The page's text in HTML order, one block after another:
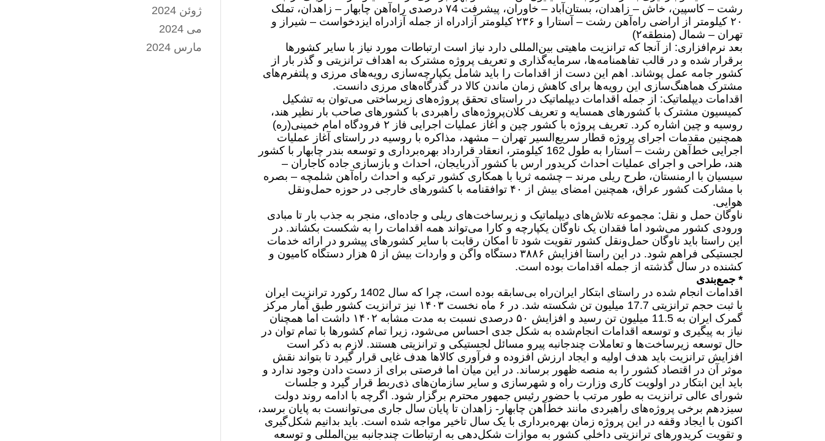
رشت – کاسپین، خاش – زاهدان، بستان‌آباد – خاوران، پیشرفت ۷4 درصدی راه‌آهن چابهار – زاهدان، تملک
۲۰ کیلومتر از اراضی راه‌آهن رشت – آستارا و ۲۳۶ کیلومتر آزادراه از جمله آزادراه ایزدخواست – شیراز و
تهران – شمال (منطقه۲)
بعد نرم‌افزاری: از آنجا که ترانزیت ماهیتی بین‌المللی دارد نیاز است ارتباطات مورد نیاز با سایر کشورها
برقرار شده و در قالب تفاهمنامه‌ها، سرمایه‌گذاری و تعریف پروژه مشترک به اهداف ترانزیتی و گذر بار از
کشور جامه عمل پوشاند. اهم این دست از اقدامات را باید شامل یکپارچه‌سازی رویه‌های مرزی و پلتفرم‌های
مشترک هماهنگ‌سازی این رویه‌ها برای کاهش زمان ماندن کالا در گذرگاه‌های مرزی دانست.
اقدامات دیپلماتیک: از جمله اقدامات دیپلماتیک در راستای تحقق پروژه‌های زیرساختی می‌توان به تشکیل
کمیسیون مشترک با کشورهای همسایه و تعریف کلان‌پروژه‌های راهبردی با کشورهای صاحب بار نظیر هند،
روسیه و چین اشاره کرد.‎ تعریف پروژه با کشور چین و آغاز عملیات اجرایی فاز ۲ فرودگاه امام خمینی(ره)
همچنین مقدمات اجرای پروژه قطار سریع‌السیر تهران – مشهد، مذاکره با روسیه در راستای آغاز عملیات
اجرایی خط‌آهن رشت – آستارا به طول 162 کیلومتر، انعقاد قرارداد بهره‌برداری و توسعه بندر چابهار با کشور
هند، طراحی و اجرای عملیات احداث کریدور ارس با کشور آذربایجان، احداث و بازسازی جاده کاجاران –
سیسیان با ارمنستان، طرح ریلی مرند – چشمه ثریا با همکاری کشور ترکیه و احداث راه‌آهن شلمچه – بصره
با مشارکت کشور عراق، همچنین امضای بیش از ۴۰ توافقنامه با کشورهای خارجی در حوزه حمل‌ونقل
هوایی.
ناوگان حمل و نقل: مجموعه تلاش‌های دیپلماتیک و زیرساخت‌های ریلی و جاده‌ای، منجر به جذب بار تا مبادی
ورودی کشور می‌شود اما فقدان یک ناوگان یکپارچه و کارا می‌تواند همه اقدامات را به شکست بکشاند. در
این راستا باید ناوگان حمل‌و‌نقل کشور تقویت شود تا امکان رقابت با سایر کشورهای پیشرو در ارائه خدمات
لجستیکی فراهم شود. در این راستا افزایش ۳۸۸۶ دستگاه واگن و واردات بیش از ۵ هزار دستگاه کامیون و
کشنده در سال گذشته از جمله اقدامات بوده است.
* جمع‌بندی
‎اقدامات انجام شده در راستای ابتکار ایران‌راه بی‌سابقه بوده‌ است، چرا که سال 1402 رکورد ترانزیت ایران
با ثبت حجم ترانزیتی 17.7 میلیون تن شکسته شد. در ۶ ماه نخست ۱۴۰۳ نیز ترانزیت کشور طبق آمار مرکز
گمرک ایران به 11.5 میلیون تن رسید و افزایش ۵۰ درصدی نسبت به مدت مشابه ۱۴۰۲ داشت اما همچنان
نیاز به پیگیری و توسعه اقدامات انجام‌شده به شکل جدی احساس می‌شود، زیرا تمام کشورها با تمام توان در
حال توسعه زیرساخت‌ها و تعاملات چندجانبه پیرو مسائل لجستیکی و ترانزیتی هستند. لازم به‌ ذکر است
افزایش ترانزیت باید هدف اولیه و ایجاد ارزش افزوده و فرآوری کالاها هدف غایی قرار گیرد تا بتواند نقش
موثر آن در اقتصاد کشور را به منصه ظهور برساند. در این میان اما فرصتی برای از دست دادن وجود ندارد و
باید این ابتکار در اولویت کاری وزارت راه و شهرسازی و سایر سازمان‌های ذی‌ربط قرار گیرد و جلسات
شورای عالی ترانزیت به طور مرتب با حضور رئیس‌ جمهور محترم برگزار شود. اگرچه با ادامه روند دولت
سیزدهم برخی پروژه‌های راهبردی مانند خط‌آهن چابهار‌- زاهدان تا پایان سال جاری می‌توانست به پایان برسد،
اکنون با ایجاد وقفه در این پروژه زمان بهره‌برداری با یک سال تاخیر مواجه شده است. باید بدانیم شکل‌گیری
و تقویت کریدورهای ترانزیتی داخلی کشور به موازات شکل‌دهی به ارتباطات چندجانبه بین‌المللی و توسعه
ژوئن 2024
می 2024
مارس 2024